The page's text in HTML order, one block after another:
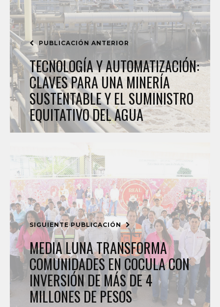
PUBLICACIÓN ANTERIOR
TECNOLOGÍA Y AUTOMATIZACIÓN:
CLAVES PARA UNA MINERÍA
SUSTENTABLE Y EL SUMINISTRO
EQUITATIVO DEL AGUA
SIGUIENTE PUBLICACIÓN
MEDIA LUNA TRANSFORMA
COMUNIDADES EN COCULA CON
INVERSIÓN DE MÁS DE 4
MILLONES DE PESOS